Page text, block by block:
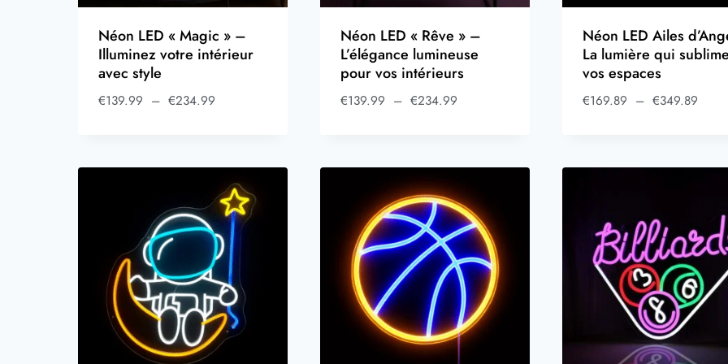
Néon LED « Magic » –
Illuminez votre intérieur
avec style
€139.99 – €234.99
Néon LED « Rêve » –
L’élégance lumineuse
pour vos intérieurs
€139.99 – €234.99
Néon LED Ailes
La lumière qui
vos espaces
€169.89 – €349.89